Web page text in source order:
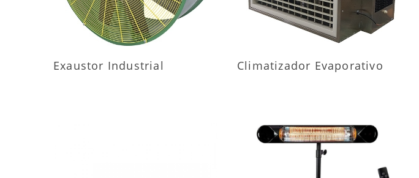
Exaustor Industrial Climatizador Evaporativo